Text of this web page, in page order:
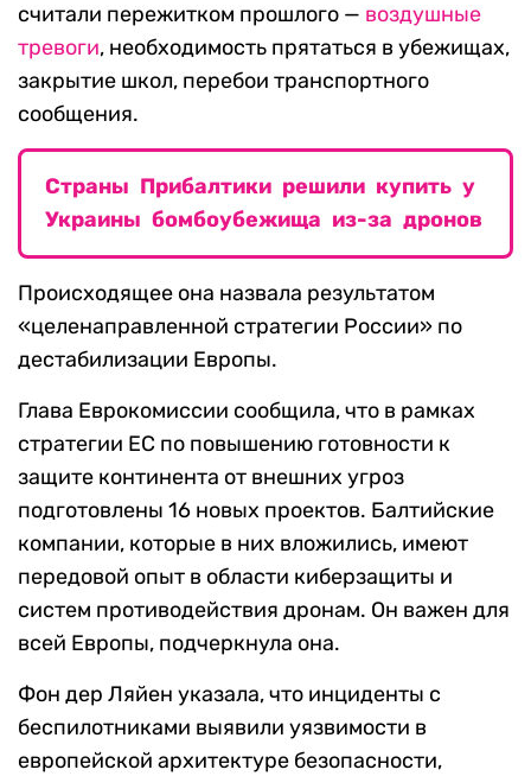
считали пережитком прошлого — воздушные
тревоги, необходимость прятаться в убежищах,
закрытие школ, перебои транспортного
сообщения.
Страны Прибалтики решили купить у
Украины бомбоубежища из-за дронов
Происходящее она назвала результатом
«целенаправленной стратегии России» по
дестабилизации Европы.
Глава Еврокомиссии сообщила, что в рамках
стратегии ЕС по повышению готовности к
защите континента от внешних угроз
подготовлены 16 новых проектов. Балтийские
компании, которые в них вложились, имеют
передовой опыт в области киберзащиты и
систем противодействия дронам. Он важен для
всей Европы, подчеркнула она.
Фон дер Ляйен указала, что инциденты с
беспилотниками выявили уязвимости в
европейской архитектуре безопасности,